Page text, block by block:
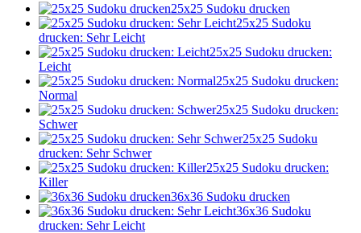
25x25 Sudoku drucken
25x25 Sudoku
drucken: Sehr Leicht
25x25 Sudoku drucken:
Leicht
25x25 Sudoku drucken:
Normal
25x25 Sudoku drucken:
Schwer
25x25 Sudoku
drucken: Sehr Schwer
25x25 Sudoku drucken:
Killer
36x36 Sudoku drucken
36x36 Sudoku
drucken: Sehr Leicht